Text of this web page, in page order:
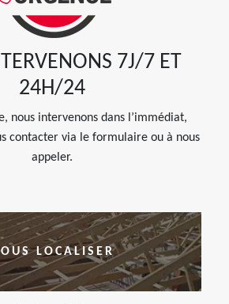
7J/7 ET
24H/24
nous intervenons dans l’immédiat,
contacter via le formulaire ou à nous
appeler.
LOCALISER